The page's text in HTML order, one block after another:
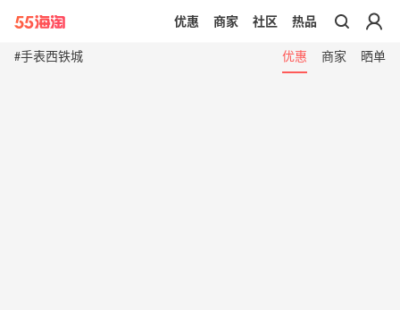
带你去官网买正品
优惠 商家 社区 热品
#手表西铁城 优惠 商家 晒单